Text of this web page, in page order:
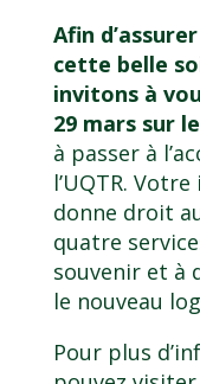
Afin
cette belle
invitons à
29 mars sur
à passer à
l’UQTR.
donne droit
quatre
souvenir et à
le nouveau
Pour plus